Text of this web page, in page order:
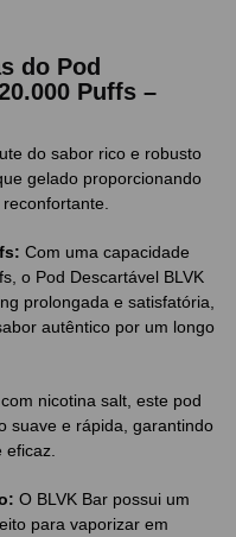
do Pod
Puffs –
do sabor rico e robusto
gelado proporcionando
Com uma capacidade
o Pod Descartável BLVK
prolongada e satisfatória,
autêntico por um longo
nicotina salt, este pod
suave e rápida, garantindo
O BLVK Bar possui um
para vaporizar em